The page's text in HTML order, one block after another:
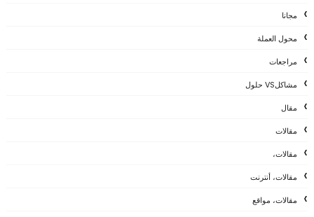
مجانا
محول العملة
مراجعات
مشاكلVS حلول
مقال
مقالات
مقالات،
مقالات، أنترنت
مقالات، مواقع